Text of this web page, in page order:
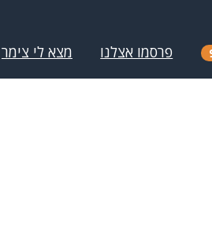
פרסמו אצלנו מצא לי צימר